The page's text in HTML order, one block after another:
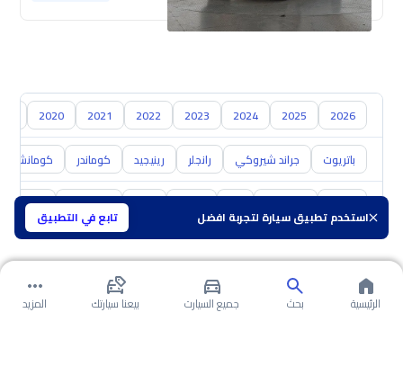
استخدم تطبيق سيارة لتجربة افضل تابع في التطبيق
2026
2025
2024
2023
2022
2021
2020
باتريوت جراند شيروكي رانجلر رينيجيد كوماندر كومانشي
سوزوكي هافال
الرئيسية بحث جميع السيارت بيعنا سيارتك المزيد